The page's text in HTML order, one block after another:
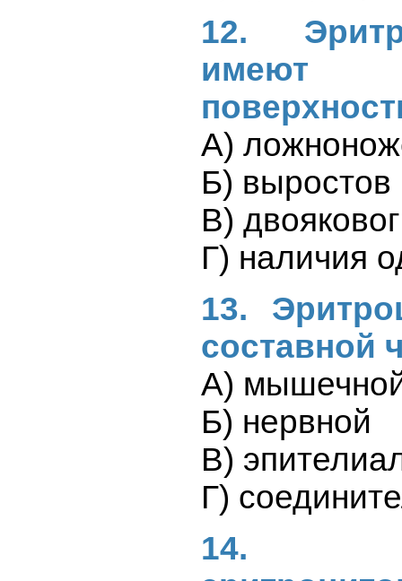
12.
имеют
А)
Б) выростов
В)
Г) наличия
13.
составной
А)
Б) нервной
В)
Г)
14.